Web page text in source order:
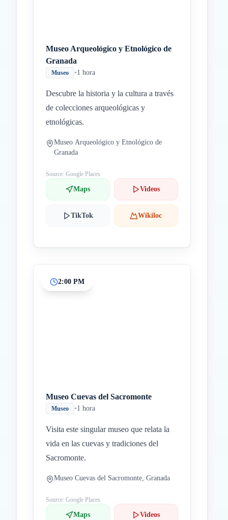
Museo Arqueológico y Etnológico de
Granada
Museo •1 hora
Descubre la historia y la cultura a través
de colecciones arqueológicas y
etnológicas.
Museo Arqueológico y Etnológico de
Granada
Source: Google Places
Maps Videos
TikTok Wikiloc
2:00 PM
Museo Cuevas del Sacromonte
Museo •1 hora
Visita este singular museo que relata la
vida en las cuevas y tradiciones del
Sacromonte.
Museo Cuevas del Sacromonte, Granada
Source: Google Places
Maps Videos